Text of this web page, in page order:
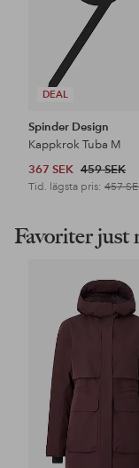
DEAL
Spinder Design
Kappkrok Tuba M
367 SEK 459 SEK
Tid. lägsta pris: 457
Favoriter just